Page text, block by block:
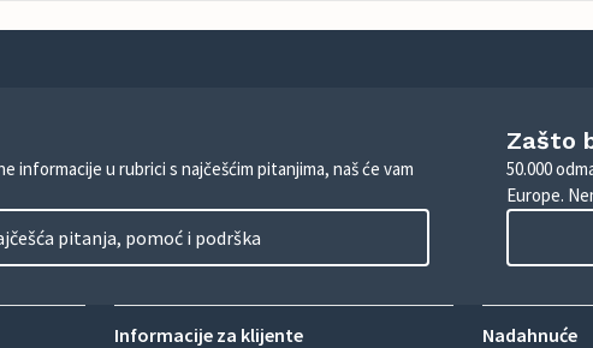
informacije u rubrici s najčešćim pitanjima, naš će vam
pitanja, pomoć i podrška
Zašto
50.000
Europe.
Informacije za klijente Nadahnuće